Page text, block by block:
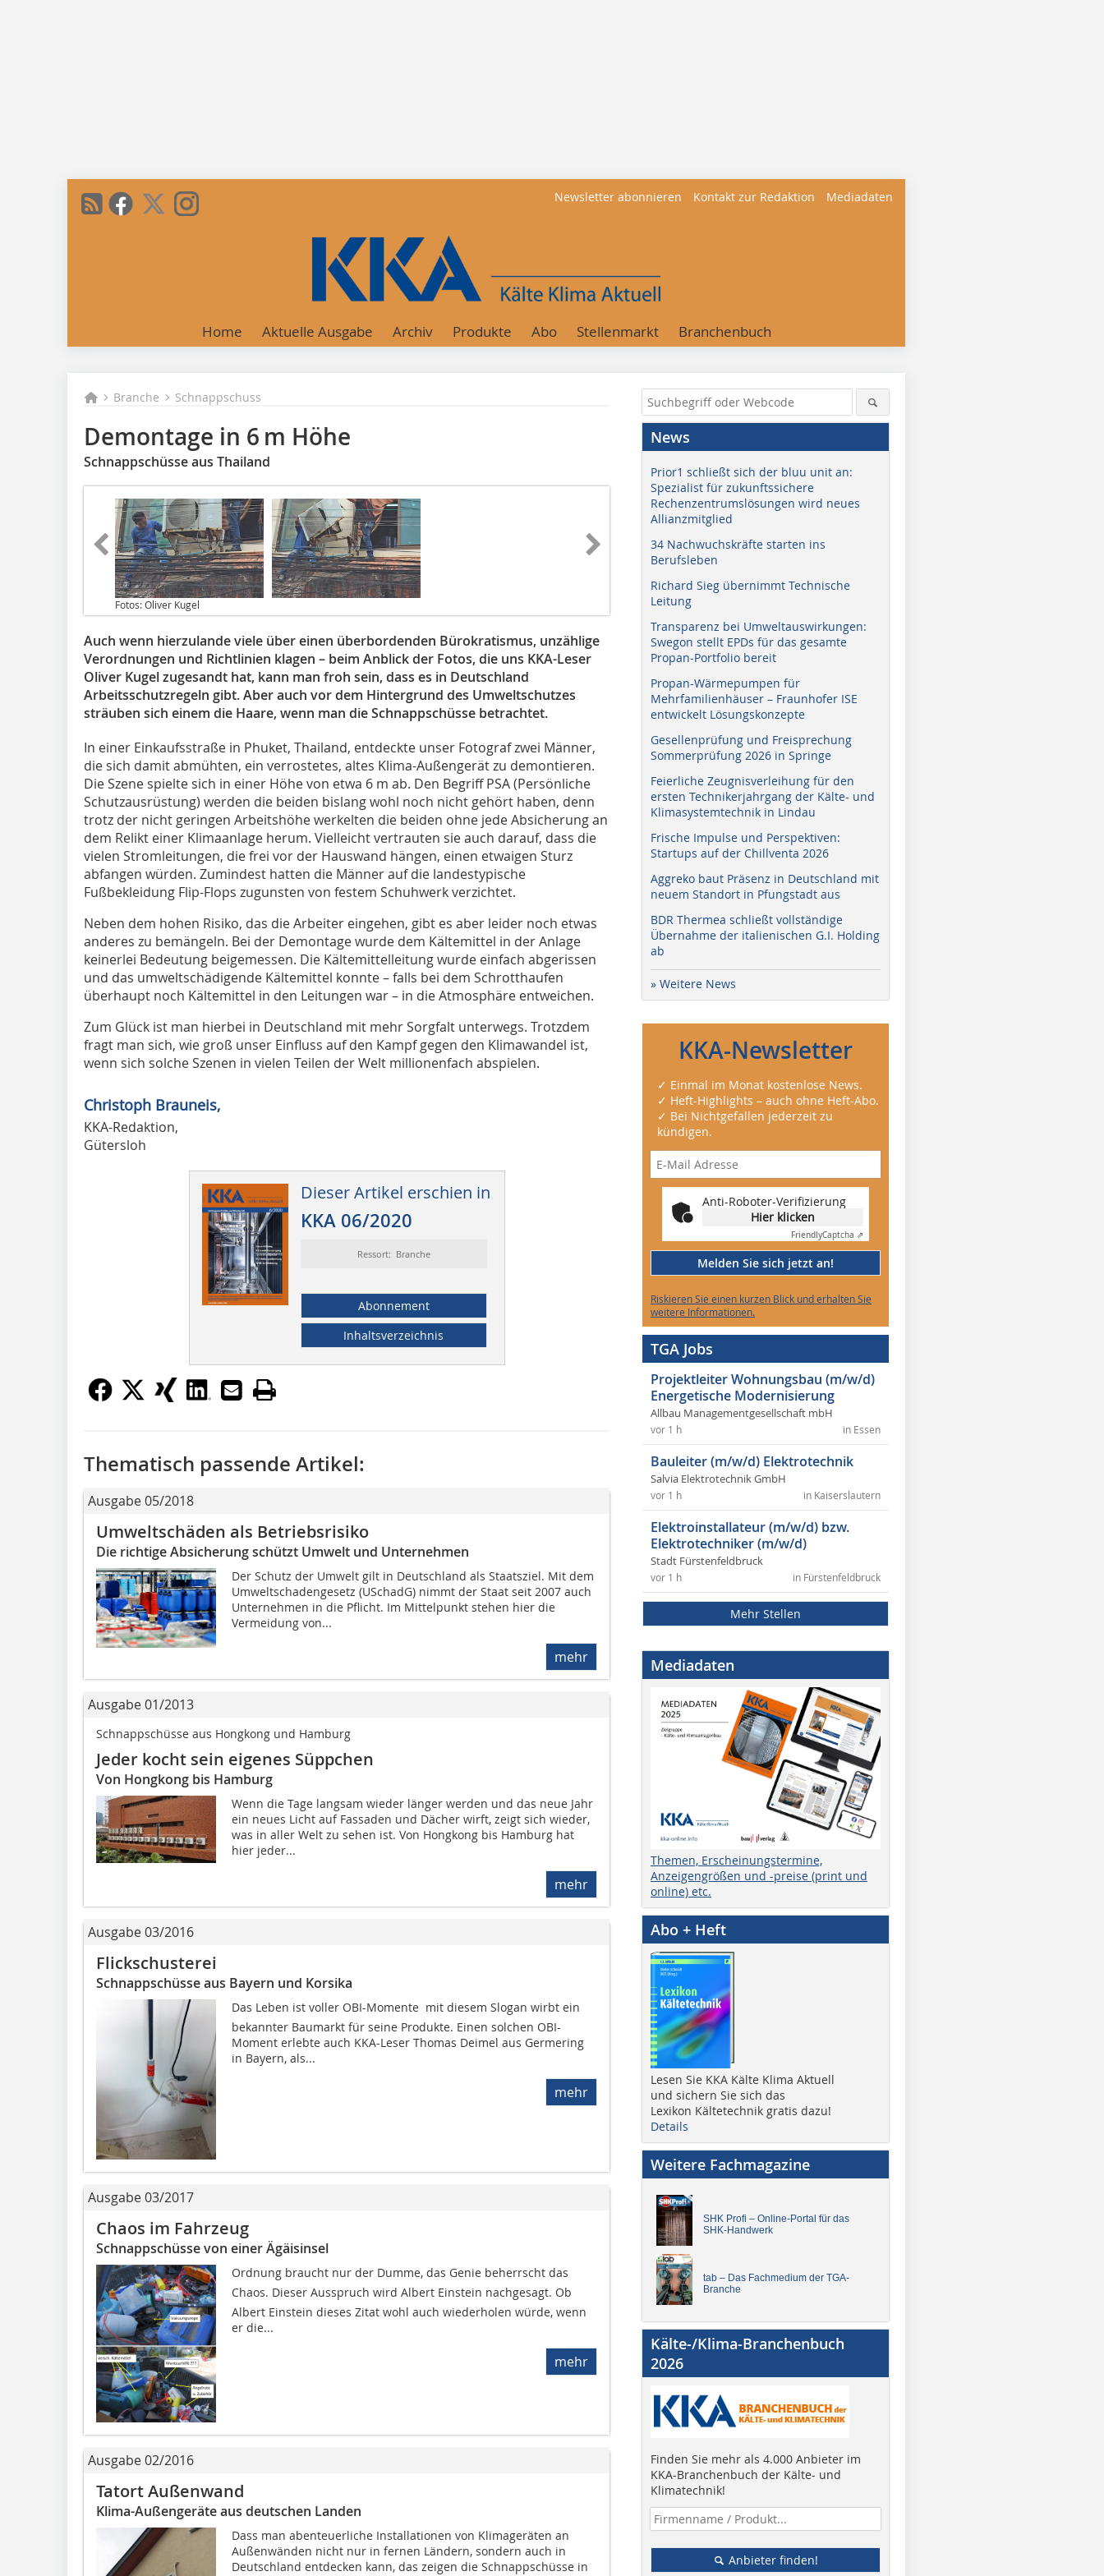
Newsletter abonnieren Kontakt zur Redaktion Mediadaten
Home Aktuelle Ausgabe Archiv Produkte Abo Stellenmarkt Branchenbuch
Branche Schnappschuss
Demontage in 6 m Höhe
Schnappschüsse aus Thailand
Fotos: Oliver Kugel
Auch wenn hierzulande viele über einen überbordenden Bürokratismus, unzählige
Verordnungen und Richtlinien klagen – beim Anblick der Fotos, die uns KKA-Leser
Oliver Kugel zugesandt hat, kann man froh sein, dass es in Deutschland
Arbeitsschutzregeln gibt. Aber auch vor dem Hintergrund des Umweltschutzes
sträuben sich einem die Haare, wenn man die Schnappschüsse betrachtet.
In einer Einkaufsstraße in Phuket, Thailand, entdeckte unser Fotograf zwei Männer,
die sich damit abmühten, ein verrostetes, altes Klima-Außengerät zu demontieren.
Die Szene spielte sich in einer Höhe von etwa 6 m ab. Den Begriff PSA (Persönliche
Schutzausrüstung) werden die beiden bislang wohl noch nicht gehört haben, denn
trotz der nicht geringen Arbeitshöhe werkelten die beiden ohne jede Absicherung an
dem Relikt einer Klimaanlage herum. Vielleicht vertrauten sie auch darauf, dass die
vielen Stromleitungen, die frei vor der Hauswand hängen, einen etwaigen Sturz
abfangen würden. Zumindest hatten die Männer auf die landestypische
Fußbekleidung Flip-Flops zugunsten von festem Schuhwerk verzichtet.
Neben dem hohen Risiko, das die Arbeiter eingehen, gibt es aber leider noch etwas
anderes zu bemängeln. Bei der Demontage wurde dem Kältemittel in der Anlage
keinerlei Bedeutung beigemessen. Die Kältemittelleitung wurde einfach abgerissen
und das umweltschädigende Kältemittel konnte – falls bei dem Schrotthaufen
überhaupt noch Kältemittel in den Leitungen war – in die Atmosphäre entweichen.
Zum Glück ist man hierbei in Deutschland mit mehr Sorgfalt unterwegs. Trotzdem
fragt man sich, wie groß unser Einfluss auf den Kampf gegen den Klimawandel ist,
wenn sich solche Szenen in vielen Teilen der Welt millionenfach abspielen.
Christoph Brauneis,
KKA-Redaktion,
Gütersloh
Dieser Artikel erschien in
KKA 06/2020
Ressort: Branche
Abonnement
Inhaltsverzeichnis
Thematisch passende Artikel:
Ausgabe 05/2018
Umweltschäden als Betriebsrisiko
Die richtige Absicherung schützt Umwelt und Unternehmen
Der Schutz der Umwelt gilt in Deutschland als Staatsziel. Mit dem
Umweltschadengesetz (USchadG) nimmt der Staat seit 2007 auch
Unternehmen in die Pflicht. Im Mittelpunkt stehen hier die
Vermeidung von...
mehr
Ausgabe 01/2013
Schnappschüsse aus Hongkong und Hamburg
Jeder kocht sein eigenes Süppchen
Von Hongkong bis Hamburg
Wenn die Tage langsam wieder länger werden und das neue Jahr
ein neues Licht auf Fassaden und Dächer wirft, zeigt sich wieder,
was in aller Welt zu sehen ist. Von Hongkong bis Hamburg hat
hier jeder...
mehr
Ausgabe 03/2016
Flickschusterei
Schnappschüsse aus Bayern und Korsika
Das Leben ist voller OBI-Momente  mit diesem Slogan wirbt ein
bekannter Baumarkt für seine Produkte. Einen solchen OBI-
Moment erlebte auch KKA-Leser Thomas Deimel aus Germering
in Bayern, als...
mehr
Ausgabe 03/2017
Chaos im Fahrzeug
Schnappschüsse von einer Ägäisinsel
Ordnung braucht nur der Dumme, das Genie beherrscht das
Chaos. Dieser Ausspruch wird Albert Einstein nachgesagt. Ob
Albert Einstein dieses Zitat wohl auch wiederholen würde, wenn
er die...
mehr
Ausgabe 02/2016
Tatort Außenwand
Klima-Außengeräte aus deutschen Landen
Dass man abenteuerliche Installationen von Klimageräten an
Außenwänden nicht nur in fernen Ländern, sondern auch in
Deutschland entdecken kann, das zeigen die Schnappschüsse in
News
Prior1 schließt sich der bluu unit an:
Spezialist für zukunftssichere
Rechenzentrumslösungen wird neues
Allianzmitglied
34 Nachwuchskräfte starten ins
Berufsleben
Richard Sieg übernimmt Technische
Leitung
Transparenz bei Umweltauswirkungen:
Swegon stellt EPDs für das gesamte
Propan-Portfolio bereit
Propan-Wärmepumpen für
Mehrfamilienhäuser – Fraunhofer ISE
entwickelt Lösungskonzepte
Gesellenprüfung und Freisprechung
Sommerprüfung 2026 in Springe
Feierliche Zeugnisverleihung für den
ersten Technikerjahrgang der Kälte- und
Klimasystemtechnik in Lindau
Frische Impulse und Perspektiven:
Startups auf der Chillventa 2026
Aggreko baut Präsenz in Deutschland mit
neuem Standort in Pfungstadt aus
BDR Thermea schließt vollständige
Übernahme der italienischen G.I. Holding
ab
» Weitere News
KKA-Newsletter
✓ Einmal im Monat kostenlose News.
✓ Heft-Highlights – auch ohne Heft-Abo.
✓ Bei Nichtgefallen jederzeit zu
kündigen.
Anti-Roboter-Verifizierung
Hier klicken
FriendlyCaptcha ⇗
Melden Sie sich jetzt an!
Riskieren Sie einen kurzen Blick und erhalten Sie
weitere Informationen.
TGA Jobs
Projektleiter Wohnungsbau (m/w/d)
Energetische Modernisierung
Allbau Managementgesellschaft mbH
in Essen
vor 1 h
Bauleiter (m/w/d) Elektrotechnik
Salvia Elektrotechnik GmbH
in Kaiserslautern
vor 1 h
Elektroinstallateur (m/w/d) bzw.
Elektrotechniker (m/w/d)
Stadt Fürstenfeldbruck
in Fürstenfeldbruck
vor 1 h
Mehr Stellen
Mediadaten
Themen, Erscheinungstermine,
Anzeigengrößen und -preise (print und
online) etc.
Abo + Heft
Lesen Sie KKA Kälte Klima Aktuell
und sichern Sie sich das
Lexikon Kältetechnik gratis dazu!
Details
Weitere Fachmagazine
SHK Profi – Online-Portal für das
SHK-Handwerk
tab – Das Fachmedium der TGA-
Branche
Kälte-/Klima-Branchenbuch
2026
Finden Sie mehr als 4.000 Anbieter im
KKA-Branchenbuch der Kälte- und
Klimatechnik!
Anbieter finden!